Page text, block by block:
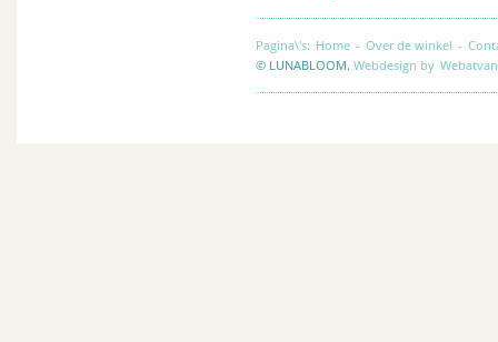
Pagina\'s: Home - Over de winkel -
© LUNABLOOM. Webdesign by